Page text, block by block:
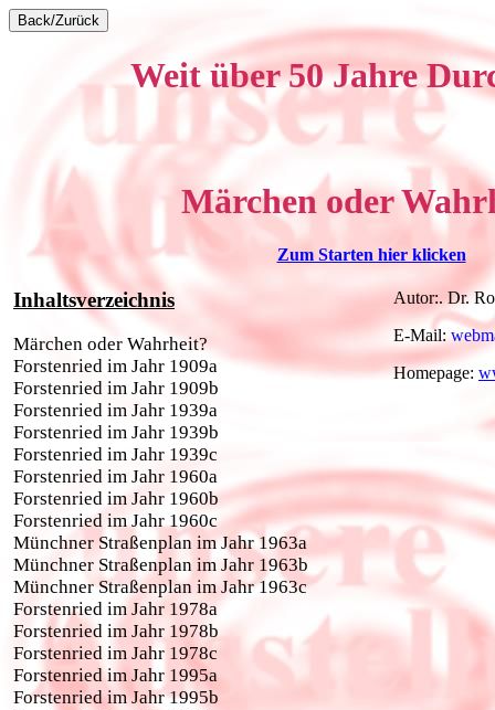
Weit über 50 Jahre
Märchen oder
Zum Starten hier klicken
Inhaltsverzeichnis
Märchen oder Wahrheit?
Forstenried im Jahr 1909a
Forstenried im Jahr 1909b
Forstenried im Jahr 1939a
Forstenried im Jahr 1939b
Forstenried im Jahr 1939c
Forstenried im Jahr 1960a
Forstenried im Jahr 1960b
Forstenried im Jahr 1960c
Münchner Straßenplan im Jahr 1963a
Münchner Straßenplan im Jahr 1963b
Münchner Straßenplan im Jahr 1963c
Forstenried im Jahr 1978a
Forstenried im Jahr 1978b
Forstenried im Jahr 1978c
Forstenried im Jahr 1995a
Forstenried im Jahr 1995b
Autor:. Dr.
E-Mail:
Homepage: